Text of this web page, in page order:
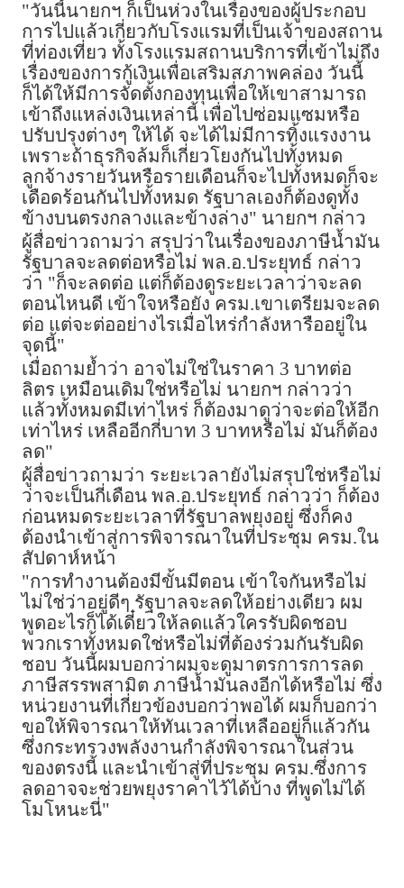
"วันนี้นายกฯ ก็เป็นห่วงในเรื่องของผู้ประกอบ
การไปแล้วเกี่ยวกับโรงแรมที่เป็นเจ้าของสถาน
ที่ท่องเที่ยว ทั้งโรงแรมสถานบริการที่เข้าไม่ถึง
เรื่องของการกู้เงินเพื่อเสริมสภาพคล่อง วันนี้
ก็ได้ให้มีการจัดตั้งกองทุนเพื่อให้เขาสามารถ
เข้าถึงแหล่งเงินเหล่านี้ เพื่อไปซ่อมแซมหรือ
ปรับปรุงต่างๆ ให้ได้ จะได้ไม่มีการทิ้งแรงงาน
เพราะถ้าธุรกิจล้มก็เกี่ยวโยงกันไปทั้งหมด
ลูกจ้างรายวันหรือรายเดือนก็จะไปทั้งหมดก็จะ
เดือดร้อนกันไปทั้งหมด รัฐบาลเองก็ต้องดูทั้ง
ข้างบนตรงกลางและข้างล่าง" นายกฯ กล่าว
ผู้สื่อข่าวถามว่า สรุปว่าในเรื่องของภาษีน้ำมัน
รัฐบาลจะลดต่อหรือไม่ พล.อ.ประยุทธ์ กล่าว
ว่า "ก็จะลดต่อ แต่ก็ต้องดูระยะเวลาว่าจะลด
ตอนไหนดี เข้าใจหรือยัง ครม.เขาเตรียมจะลด
ต่อ แต่จะต่ออย่างไรเมื่อไหร่กำลังหารืออยู่ใน
จุดนี้"
เมื่อถามย้ำว่า อาจไม่ใช่ในราคา 3 บาทต่อ
ลิตร เหมือนเดิมใช่หรือไม่ นายกฯ กล่าวว่า
แล้วทั้งหมดมีเท่าไหร่ ก็ต้องมาดูว่าจะต่อให้อีก
เท่าไหร่ เหลืออีกกี่บาท 3 บาทหรือไม่ มันก็ต้อง
ลด"
ผู้สื่อข่าวถามว่า ระยะเวลายังไม่สรุปใช่หรือไม่
ว่าจะเป็นกี่เดือน พล.อ.ประยุทธ์ กล่าวว่า ก็ต้อง
ก่อนหมดระยะเวลาที่รัฐบาลพยุงอยู่ ซึ่งก็คง
ต้องนำเข้าสู่การพิจารณาในที่ประชุม ครม.ใน
สัปดาห์หน้า
"การทำงานต้องมีขั้นมีตอน เข้าใจกันหรือไม่
ไม่ใช่ว่าอยู่ดีๆ รัฐบาลจะลดให้อย่างเดียว ผม
พูดอะไรก็ได้เดี๋ยวให้ลดแล้วใครรับผิดชอบ
พวกเราทั้งหมดใช่หรือไม่ที่ต้องร่วมกันรับผิด
ชอบ วันนี้ผมบอกว่าผมจะดูมาตรการการลด
ภาษีสรรพสามิต ภาษีน้ำมันลงอีกได้หรือไม่ ซึ่ง
หน่วยงานที่เกี่ยวข้องบอกว่าพอได้ ผมก็บอกว่า
ขอให้พิจารณาให้ทันเวลาที่เหลืออยู่ก็แล้วกัน
ซึ่งกระทรวงพลังงานกำลังพิจารณาในส่วน
ของตรงนี้ และนำเข้าสู่ที่ประชุม ครม.ซึ่งการ
ลดอาจจะช่วยพยุงราคาไว้ได้บ้าง ที่พูดไม่ได้
โมโหนะนี่"